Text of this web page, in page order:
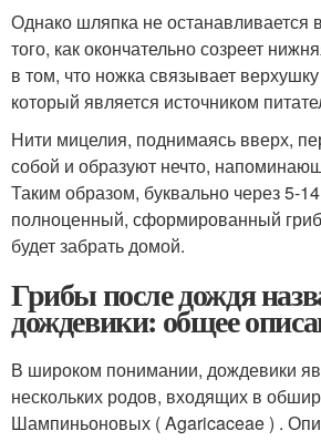
Однако шляпка не останавливается
того, как окончательно созреет
в том, что ножка связывает
который является источником
Нити мицелия, поднимаясь вверх,
собой и образуют нечто,
Таким образом, буквально через 5-
полноценный, сформированный
будет забрать домой.
Грибы после дождя
дождевики: общее
В широком понимании, дождевики
нескольких родов, входящих в
Шампиньоновых ( Agaricaceae ) .